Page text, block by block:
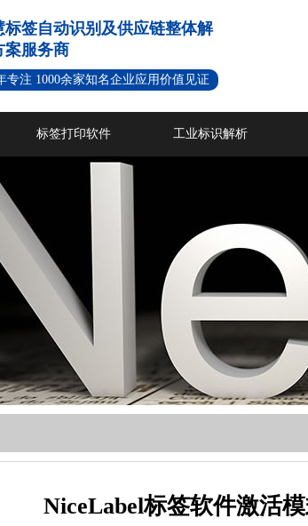
标签自动识别及供应链整体解
案服务商
专注 1000余家知名企业应用价值见证
标签打印软件 工业标识解析
NiceLabel标签软件激活